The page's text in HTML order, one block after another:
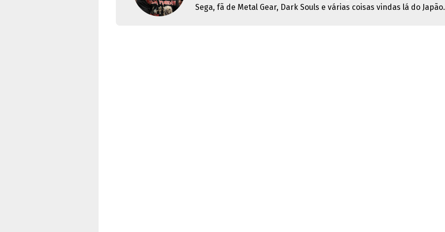
Sega, fã de Metal Gear, Dark Souls e várias coisas vindas lá do Japão.